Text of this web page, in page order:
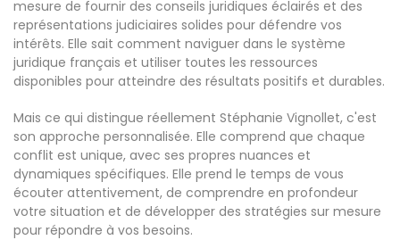
mesure de fournir des conseils juridiques éclairés et des
représentations judiciaires solides pour défendre vos
intérêts. Elle sait comment naviguer dans le système
juridique français et utiliser toutes les ressources
disponibles pour atteindre des résultats positifs et durables.
Mais ce qui distingue réellement Stéphanie Vignollet, c'est
son approche personnalisée. Elle comprend que chaque
conflit est unique, avec ses propres nuances et
dynamiques spécifiques. Elle prend le temps de vous
écouter attentivement, de comprendre en profondeur
votre situation et de développer des stratégies sur mesure
pour répondre à vos besoins.